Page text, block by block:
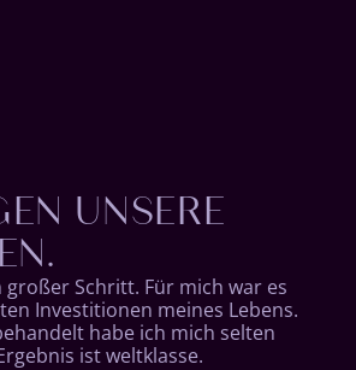
festen und langlebigen Halt.
werden direkt nach dem
sodass der
noch am selben Tag belastbar
Wiederherstellung von
Implantaten
sodass sie sicher sitzen,
sind und Ihnen ein
Lächeln ermöglichen.
UNSERE
Schritt. Für mich war es
Investitionen meines Lebens.
habe ich mich selten
ist weltklasse.